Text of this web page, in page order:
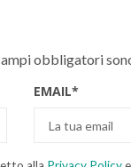
obbligatori
EMAIL*